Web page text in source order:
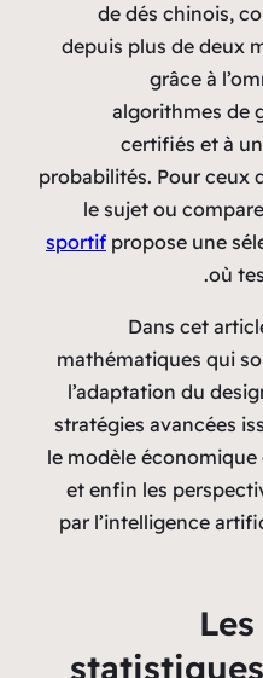
de dés chinois,
depuis plus de deux
grâce à
algorithmes de
certifiés et à
probabilités. Pour ceux
le sujet ou
sportif propose une
où
Dans cet
mathématiques qui
l’adaptation du
stratégies avancées
le modèle
et enfin les
par l’intelligence
1.